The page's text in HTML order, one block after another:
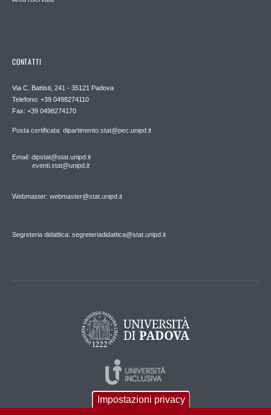
CONTATTI
Via C. Battisti, 241 - 35121 Padova
Telefono: +39 0498274110
Fax: +39 0498274170
Posta certificata: dipartimento.stat@pec.unipd.it
Email: dipstat@stat.unipd.it
eventi.stat@unipd.it
Webmaster: webmaster@stat.unipd.it
Segreteria didattica: segreteriadidattica@stat.unipd.it
Impostazioni privacy